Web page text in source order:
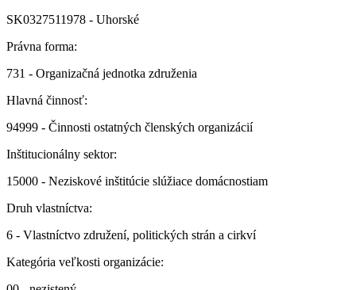
SK0327511978 - Uhorské
Právna forma:
731 - Organizačná jednotka združenia
Hlavná činnosť:
94999 - Činnosti ostatných členských organizácií
Inštitucionálny sektor:
15000 - Neziskové inštitúcie slúžiace domácnostiam
Druh vlastníctva:
6 - Vlastníctvo združení, politických strán a cirkví
Kategória veľkosti organizácie: